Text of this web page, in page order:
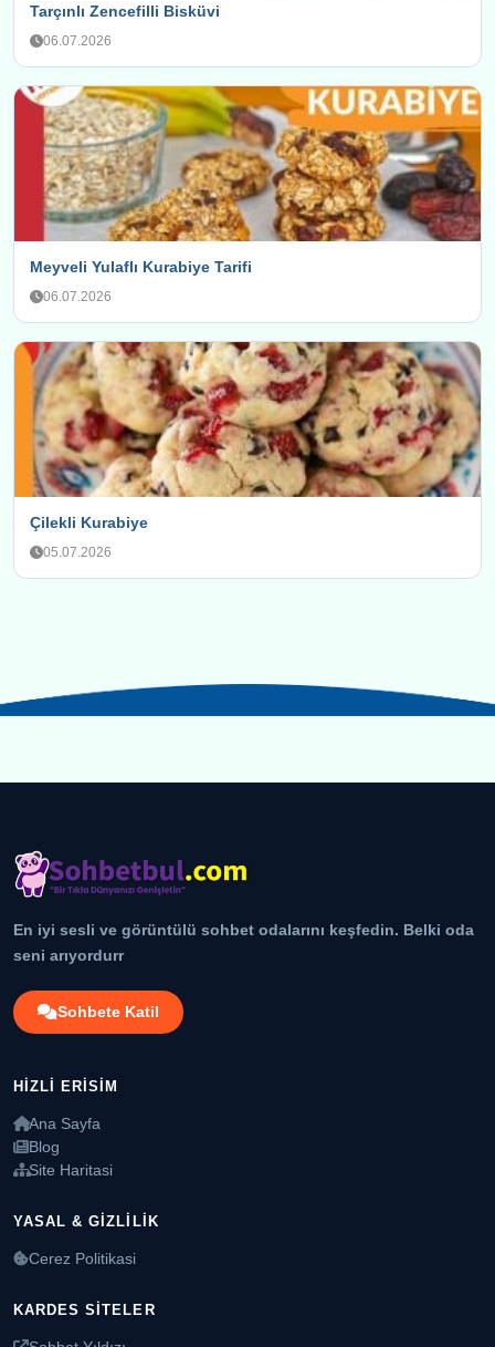
Tarçınlı Zencefilli Bisküvi
06.07.2026
Meyveli Yulaflı Kurabiye Tarifi
06.07.2026
Çilekli Kurabiye
05.07.2026
En iyi sesli ve görüntülü sohbet odalarını keşfedin. Belki oda
seni arıyordurr
Sohbete Katil
HIZLI ERISIM
Ana Sayfa
Blog
Site Haritasi
YASAL & GIZLILIK
Cerez Politikasi
KARDES SITELER